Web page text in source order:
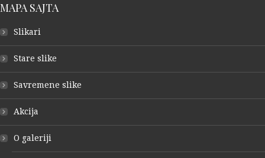
MAPA SAJTA
Slikari
Stare slike
Savremene slike
Akcija
O galeriji